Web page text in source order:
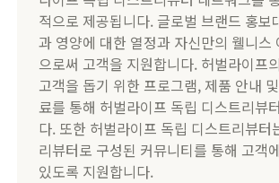
적으로 제공됩니다. 글로벌 브랜드 홍보
과 영양에 대한 열정과 자신만의 웰니스
으로써 고객을 지원합니다. 허벌라이프
고객을 돕기 위한 프로그램, 제품 안내
료를 통해 허벌라이프 독립 디스트리뷰
다. 또한 허벌라이프 독립 디스트리뷰터
리뷰터로 구성된 커뮤니티를 통해 고객
있도록 지원합니다.